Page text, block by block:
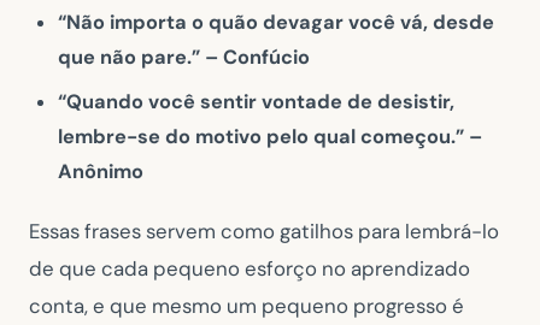
“Não importa o quão devagar você vá, desde
que não pare.” – Confúcio
“Quando você sentir vontade de desistir,
lembre-se do motivo pelo qual começou.” –
Anônimo
Essas frases servem como gatilhos para lembrá-lo
de que cada pequeno esforço no aprendizado
conta, e que mesmo um pequeno progresso é